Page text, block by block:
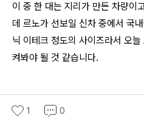
이 중 한 대는 지리가 만든 차량이
데 르노가 선보일 신차 중에서 국
닉 이테크 정도의 사이즈라서 오
켜봐야 될 것 같습니다.
량을 공개했습니다.
1 0